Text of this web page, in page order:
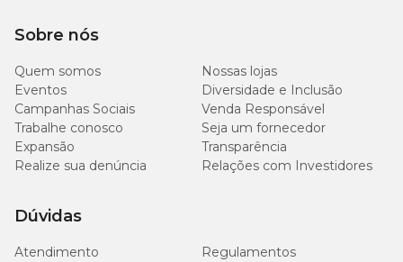
Sobre nós
Quem somos
Nossas lojas
Eventos
Diversidade e Inclusão
Campanhas Sociais
Venda Responsável
Trabalhe conosco
Seja um fornecedor
Expansão
Transparência
Realize sua denúncia
Relações com Investidores
Dúvidas
Atendimento
Regulamentos